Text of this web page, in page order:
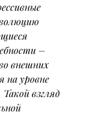
–
внешних
на уровне
взгляд